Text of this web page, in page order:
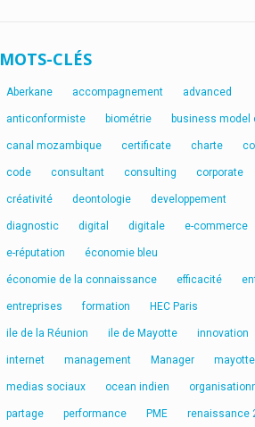
MOTS-CLÉS
Aberkane accompagnement advanced
anticonformiste biométrie business model
canal mozambique certificate charte
code consultant consulting corporate
créativité deontologie developpement
diagnostic digital digitale e-commerce
e-réputation économie bleu
économie de la connaissance efficacité
entreprises formation HEC Paris
ile de la Réunion ile de Mayotte innovation
internet management Manager mayotte
medias sociaux ocean indien
partage performance PME renaissance